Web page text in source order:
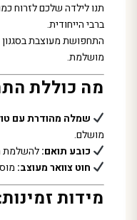
תנו לילדה שלכם לזרוח
ברבי הייחודית.
התחפושת מעוצבת
מושלמת.
מה כוללת
שמלה מהודרת עם
מושלם.
כובע תואם:להשלמת
חוט צוואר מעוצב:
מידות